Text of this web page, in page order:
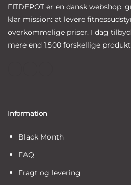
FITDEPOT er en dansk webshop,
klar mission: at levere
overkommelige priser. I dag
mere end 1.500 forskellige
Information
Black Month
FAQ
Fragt og levering